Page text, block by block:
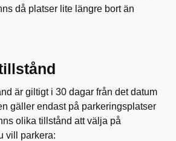
då platser lite längre bort än
är giltigt i 30 dagar från det datum
gäller endast på parkeringsplatser
olika tillstånd att välja på
vill parkera: